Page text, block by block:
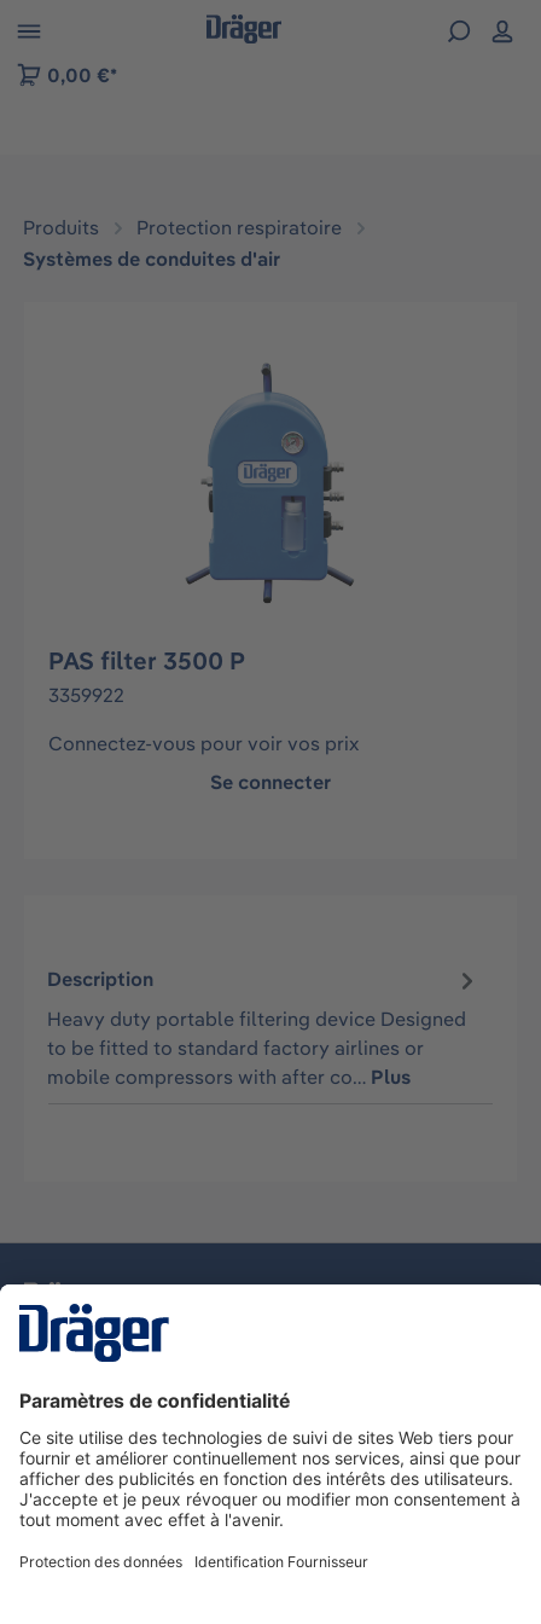
to B2B platform navigation
0,00 €*
Produits
Protection respiratoire
Systèmes de conduites d'air
Ignorer la galerie d'images
PAS filter 3500 P
3359922
Connectez-vous pour voir vos prix
Se connecter
Description
Heavy duty portable filtering device Designed
to be fitted to standard factory airlines or
mobile compressors with after co… Plus
Nous contacter
Service de e-commande Dräger
Informations sur les produits